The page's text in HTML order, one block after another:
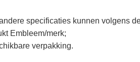
specificaties kunnen volgens
Embleem/merk;
verpakking.